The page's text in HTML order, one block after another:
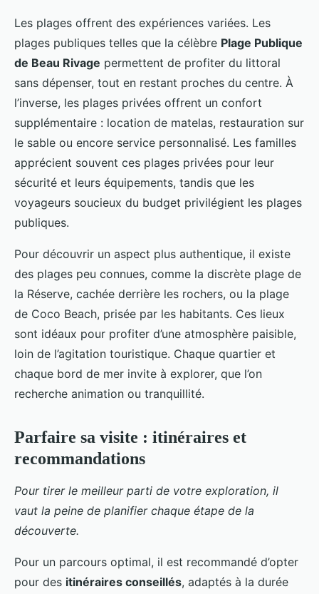
Les plages offrent des expériences variées. Les
plages publiques telles que la célèbre Plage Publique
de Beau Rivage permettent de profiter du littoral
sans dépenser, tout en restant proches du centre. À
l’inverse, les plages privées offrent un confort
supplémentaire : location de matelas, restauration sur
le sable ou encore service personnalisé. Les familles
apprécient souvent ces plages privées pour leur
sécurité et leurs équipements, tandis que les
voyageurs soucieux du budget privilégient les plages
publiques.
Pour découvrir un aspect plus authentique, il existe
des plages peu connues, comme la discrète plage de
la Réserve, cachée derrière les rochers, ou la plage
de Coco Beach, prisée par les habitants. Ces lieux
sont idéaux pour profiter d’une atmosphère paisible,
loin de l’agitation touristique. Chaque quartier et
chaque bord de mer invite à explorer, que l’on
recherche animation ou tranquillité.
Parfaire sa visite : itinéraires et
recommandations
Pour tirer le meilleur parti de votre exploration, il
vaut la peine de planifier chaque étape de la
découverte.
Pour un parcours optimal, il est recommandé d’opter
pour des itinéraires conseillés, adaptés à la durée